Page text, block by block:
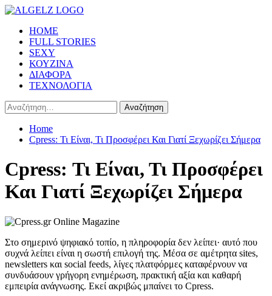
Skip
content
Primary
Menu
HOME
FULL STORIES
SEXY
ΚΟΥΖΙΝΑ
ΔΙΑΦΟΡΑ
ΤΕΧΝΟΛΟΓΙΑ
Αναζήτηση
για:
Home
Cpress: Τι Είναι, Τι Προσφέρει Και Γιατί Ξεχωρίζει Σήμερα
Cpress: Τι Είναι, Τι Προσφέρει
Και Γιατί Ξεχωρίζει Σήμερα
Στο σημερινό ψηφιακό τοπίο, η πληροφορία δεν λείπει· αυτό που
συχνά λείπει είναι η σωστή επιλογή της. Μέσα σε αμέτρητα sites,
newsletters και social feeds, λίγες πλατφόρμες καταφέρνουν να
συνδυάσουν γρήγορη ενημέρωση, πρακτική αξία και καθαρή
εμπειρία ανάγνωσης. Εκεί ακριβώς μπαίνει το Cpress.